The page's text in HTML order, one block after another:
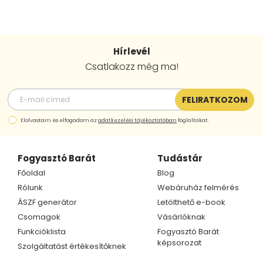
Fogyasztó Barát
Főoldal
Rólunk
ÁSZF generátor
Csomagok
Funkcióklista
Szolgáltatást értékesítőknek
Tudástár
Blog
Webáruház felmérés
Letölthető e-book
Vásárlóknak
Fogyasztó Barát
képsorozat
Hírlevél
Csatlakozz még ma!
FELIRATKOZOM
Elolvastam és elfogadom azadatkezelési tájékoztatóban foglaltakat.